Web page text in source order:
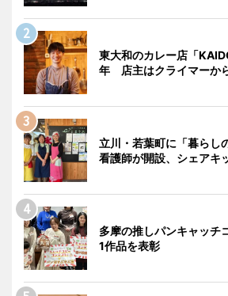
東大和のカレー店「
年 店主はクライマーか
立川・若葉町に「暮ら
看護師が開設、シェアキ
多摩の推しパンキャッ
1作品を表彰